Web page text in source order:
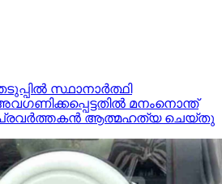
സ്ഥാനാര്‍ത്ഥി
മനംനൊന്ത്
ആത്മഹത്യ ചെയ്തു